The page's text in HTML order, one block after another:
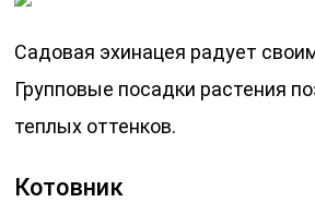
Садовая эхинацея радует
Групповые посадки растения
теплых оттенков.
Котовник